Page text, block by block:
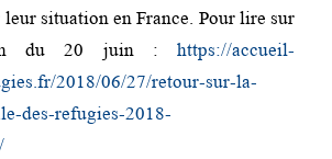
leur situation en France. Pour lire sur
du 20 juin :https://accueil-
2018/06/27/retour-sur-la-
des-refugies-2018-